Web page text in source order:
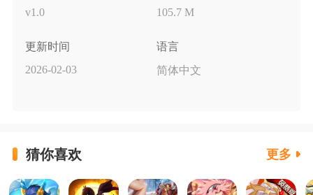
具体福利请联系客服咨询。
注：
1、单日大额福利申请内容每个玩家各不相同，以
v1.0
105.7 M
更新时间
2026-02-03
语言
简体中文
猜你喜欢 更多